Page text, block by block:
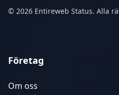
© 2026 Entireweb Status. Alla
Företag
Om oss